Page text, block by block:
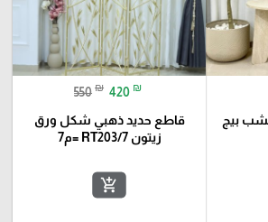
مدور خشب بيج
550 ₪ 420 ₪
قاطع حديد ذهبي شكل ورق
زيتون RT203/7 =م7
add_shopping_cart